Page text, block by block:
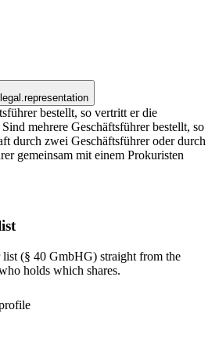
legal.representation
bestellt, so vertritt er die
mehrere Geschäftsführer bestellt, so
durch zwei Geschäftsführer oder durch
gemeinsam mit einem Prokuristen
list (§ 40 GmbHG) straight from the
holds which shares.